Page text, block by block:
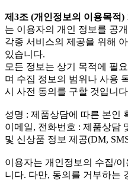
제3조 (개인정보의 이용목적)
는 이용자의 개인 정보를 공
각종 서비스의 제공을 위해
있습니다.
모든 정보는 상기 목적에 필
며 수집 정보의 범위나 사용
시 사전 동의를 구할 것입니
성명 : 제품상담에 따른 본인
이메일, 전화번호 : 제품상담
및 신상품 정보 제공(DM,
이용자는 개인정보의 수집/
니다. 다만, 동의를 거부하는